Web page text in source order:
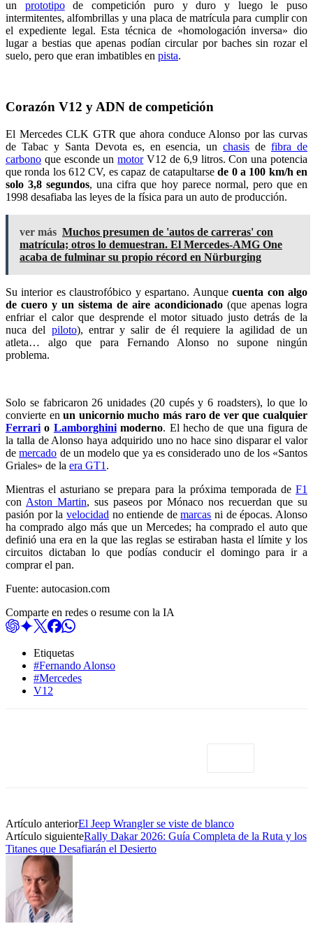
un prototipode competición puro y duro y luego le puso
intermitentes, alfombrillas y una placa de matrícula para cumplir con
el expediente legal. Esta técnica de «homologación inversa» dio
lugar a bestias que apenas podían circular por baches sin rozar el
suelo, pero que eran imbatibles en pista.
Corazón V12 y ADN de competición
El Mercedes CLK GTR que ahora conduce Alonso por las curvas
de Tabac y Santa Devota es, en esencia, unchasis defibra de
carbono que esconde unmotorV12 de 6,9 litros. Con una potencia
que ronda los 612 CV, es capaz de catapultarsede 0 a 100 km/h en
solo 3,8 segundos, una cifra que hoy parece normal, pero que en
1998 desafiaba las leyes de la física para un auto de producción.
ver más Muchos presumen de 'autos de carreras' con
matrícula; otros lo demuestran. El Mercedes-AMG One
acaba de fulminar su propio récord en Nürburging
Su interior es claustrofóbico y espartano. Aunquecuenta con algo
de cuero y un sistema de aire acondicionado (que apenas logra
enfriar el calor que desprende el motor situado justo detrás de la
nuca del piloto), entrar y salir de él requiere la agilidad de un
atleta… algo que para Fernando Alonso no supone ningún
problema.
Solo se fabricaron 26 unidades (20 cupés y 6 roadsters), lo que lo
convierte enun unicornio mucho más raro de ver que cualquier
Ferrari o Lamborghinimoderno. El hecho de que una figura de
la talla de Alonso haya adquirido uno no hace sino disparar el valor
demercado de un modelo que ya es considerado uno de los «Santos
Griales» de la era GT1 .
Mientras el asturiano se prepara para la próxima temporada de F1
con Aston Martin, sus paseos por Mónaco nos recuerdan que su
pasión por la velocidad no entiende demarcas ni de épocas. Alonso
ha comprado algo más que un Mercedes; ha comprado el auto que
definió una era en la que las reglas se estiraban hasta el límite y los
circuitos dictaban lo que podías conducir el domingo para ir a
comprar el pan.
Fuente: autocasion.com
Comparte en redes o resume con la IA
Etiquetas
#Fernando Alonso
#Mercedes
V12
Artículo anteriorEl Jeep Wrangler se viste de blanco
Artículo siguienteRally Dakar 2026: Guía Completa de la Ruta y los
Titanes que Desafiarán el Desierto